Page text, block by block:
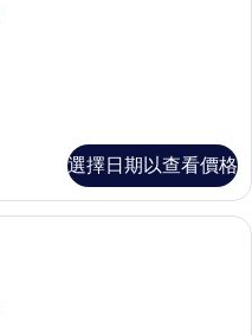
選擇日期以查看價格
你吧、書桌、筆電工作空間、遮光